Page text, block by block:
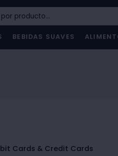
BEBIDAS SUAVES
Cards & Credit Cards